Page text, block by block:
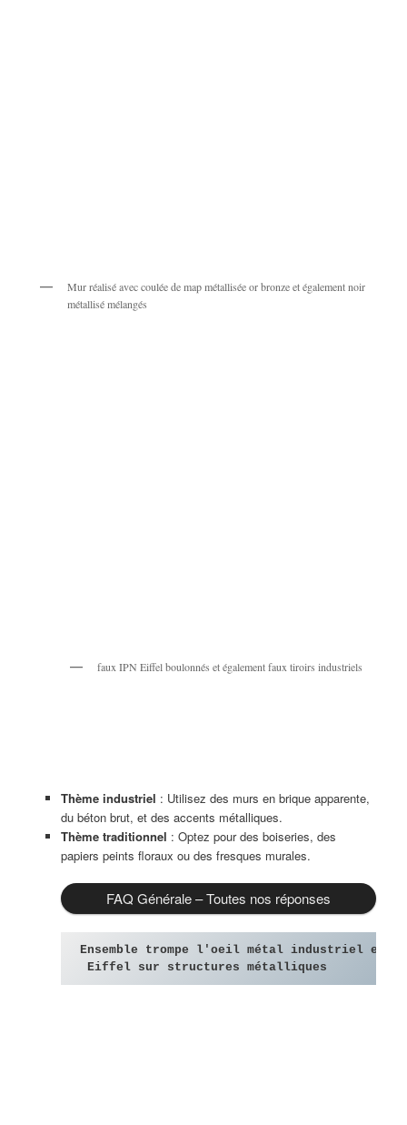
Mur réalisé avec coulée de map métallisée or bronze et également noir
métallisé mélangés
faux IPN Eiffel boulonnés et également faux tiroirs industriels
Thème industriel : Utilisez des murs en brique apparente,
du béton brut, et des accents métalliques.
Thème traditionnel : Optez pour des boiseries, des
papiers peints floraux ou des fresques murales.
FAQ Générale – Toutes nos réponses
Ensemble trompe l'oeil métal industriel et
Eiffel sur structures métalliques